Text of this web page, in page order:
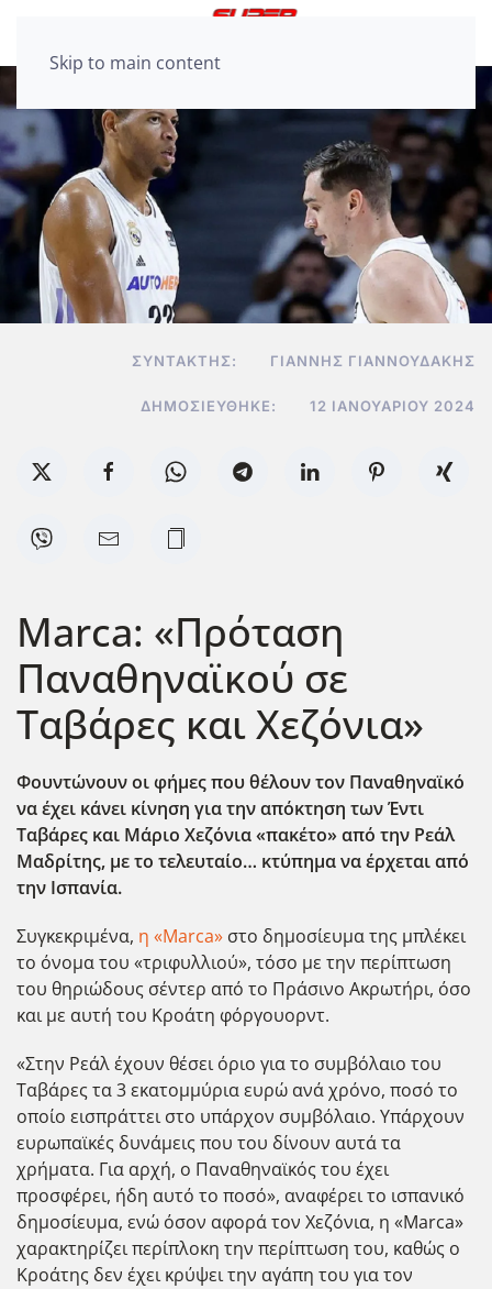
Skip to main content
ΣΥΝΤΆΚΤΗΣ: ΓΙΆΝΝΗΣ ΓΙΑΝΝΟΥΔΆΚΗΣ
ΔΗΜΟΣΙΕΎΘΗΚΕ: 12 ΙΑΝΟΥΑΡΊΟΥ 2024
Marca: «Πρόταση
Παναθηναϊκού σε
Ταβάρες και Χεζόνια»
Φουντώνουν οι φήμες που θέλουν τον Παναθηναϊκό
να έχει κάνει κίνηση για την απόκτηση των Έντι
Ταβάρες και Μάριο Χεζόνια «πακέτο» από την Ρεάλ
Μαδρίτης, με το τελευταίο… κτύπημα να έρχεται από
την Ισπανία.
Συγκεκριμένα, η «Marca» στο δημοσίευμα της μπλέκει
το όνομα του «τριφυλλιού», τόσο με την περίπτωση
του θηριώδους σέντερ από το Πράσινο Ακρωτήρι, όσο
και με αυτή του Κροάτη φόργουορντ.
«Στην Ρεάλ έχουν θέσει όριο για το συμβόλαιο του
Ταβάρες τα 3 εκατομμύρια ευρώ ανά χρόνο, ποσό το
οποίο εισπράττει στο υπάρχον συμβόλαιο. Υπάρχουν
ευρωπαϊκές δυνάμεις που του δίνουν αυτά τα
χρήματα. Για αρχή, ο Παναθηναϊκός του έχει
προσφέρει, ήδη αυτό το ποσό», αναφέρει το ισπανικό
δημοσίευμα, ενώ όσον αφορά τον Χεζόνια, η «Marca»
χαρακτηρίζει περίπλοκη την περίπτωση του, καθώς ο
Κροάτης δεν έχει κρύψει την αγάπη του για τον